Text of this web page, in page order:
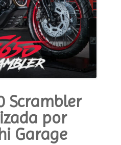
Scrambler
por
Garage